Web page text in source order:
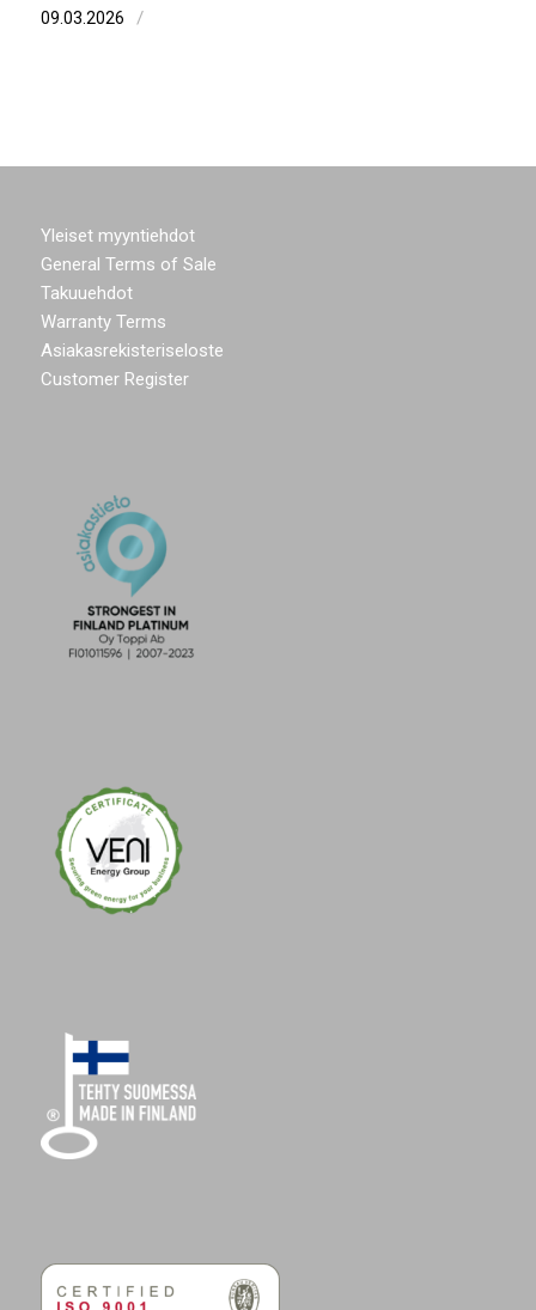
09.03.2026 /
Yleiset myyntiehdot
General Terms of Sale
Takuuehdot
Warranty Terms
Asiakasrekisteriseloste
Customer Register